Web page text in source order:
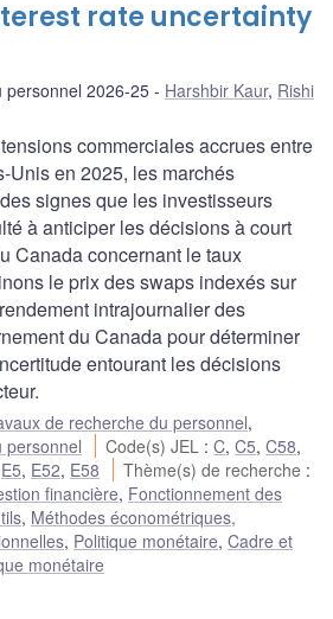
rate uncertainty
personnel 2026-25 Harshbir Kaur, Rishi
commerciales accrues entre
Unis en 2025, les marchés
signes que les investisseurs
à anticiper les décisions à court
Canada concernant le taux
le prix des swaps indexés sur
intrajournalier des
du Canada pour déterminer
entourant les décisions
de recherche du personnel,
personnel
Code(s) JEL :C,C5,C58,
E5, E52, E58 Thème(s) de recherche :
financière, Fonctionnement des
, Méthodes économétriques,
, Politique monétaire, Cadre et
monétaire